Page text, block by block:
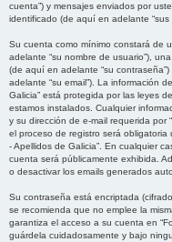
cuenta”) y mensajes enviados por
identificado (de aquí en adelante “sus
Su cuenta como mínimo constará de
adelante “su nombre de usuario”),
(de aquí en adelante “su
adelante “su email”). La información
Galicia” está protegida por las leyes
estamos instalados. Cualquier
y su dirección de e-mail requerida por
el proceso de registro será obligatoria
- Apellidos de Galicia”. En cualquier
cuenta será públicamente exhibida.
o desactivar los emails generados
Su contraseña está encriptada
se recomienda que no emplee la
garantiza el acceso a su cuenta en
guárdela cuidadosamente y bajo